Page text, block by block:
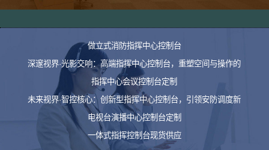
做立式消防指挥中心控制台
深邃视界·光影交响：高端指挥中心控制台，重塑空间与操作的
指挥中心会议控制台定制
未来视界·智控核心：创新型指挥中心控制台，引领安防调度新
电视台演播中心控制台定制
一体式指挥控制台现货供应